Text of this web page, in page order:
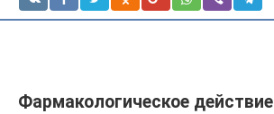
Фармакологическое действие